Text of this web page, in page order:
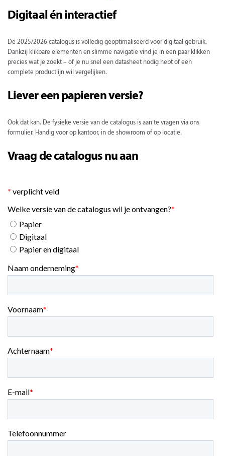
Digitaal én interactief
De 2025/2026 catalogus is volledig geoptimaliseerd voor digitaal gebruik.
Dankzij klikbare elementen en slimme navigatie vind je in een paar klikken
precies wat je zoekt – of je nu snel een datasheet nodig hebt of een
complete productlijn wil vergelijken.
Liever een papieren versie?
Ook dat kan. De fysieke versie van de catalogus is aan te vragen via ons
formulier. Handig voor op kantoor, in de showroom of op locatie.
Vraag de catalogus nu aan